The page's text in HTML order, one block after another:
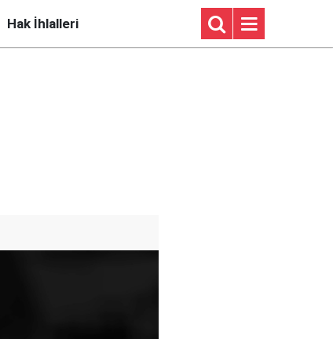
Hak İhlalleri